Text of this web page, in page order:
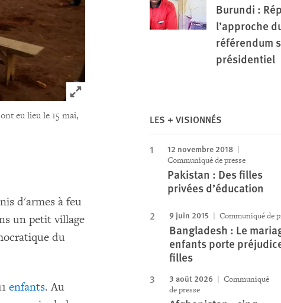
Click to expand Image
eu lieu le 15 mai,
d'armes à feu
un petit village
du
enfants. Au
Burundi :
l’approche
référendum
présidentiel
LES + VISIONNÉS
12 novembre 2018
Communiqué de presse
Pakistan : Des filles
privées d’éducation
9 juin 2015 Communiqué de
Bangladesh : Le
enfants porte
filles
3 août 2026
Communiqué
de presse